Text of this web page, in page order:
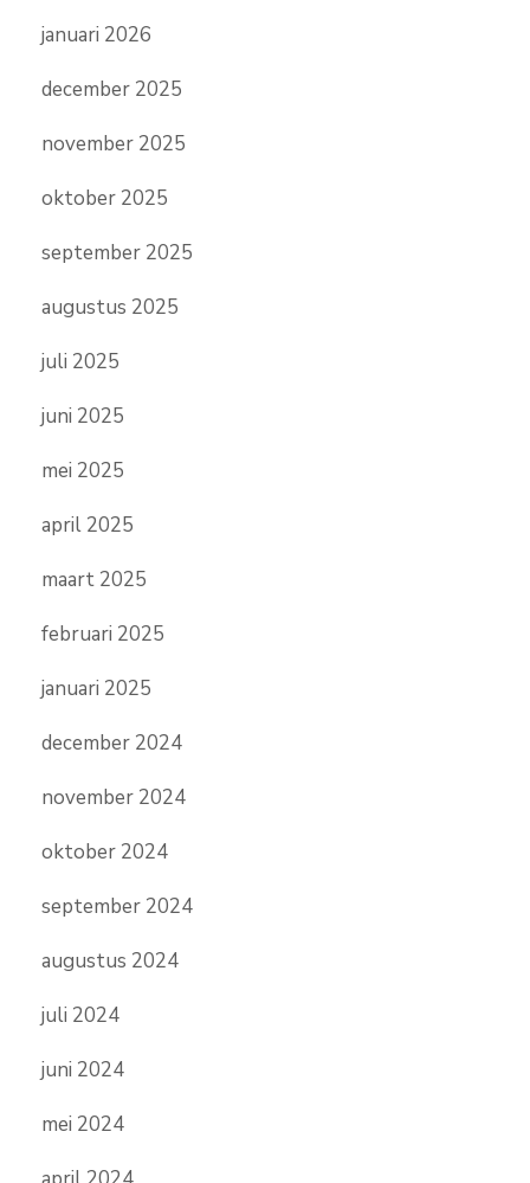
januari 2026
december 2025
november 2025
oktober 2025
september 2025
augustus 2025
juli 2025
juni 2025
mei 2025
april 2025
maart 2025
februari 2025
januari 2025
december 2024
november 2024
oktober 2024
september 2024
augustus 2024
juli 2024
juni 2024
mei 2024